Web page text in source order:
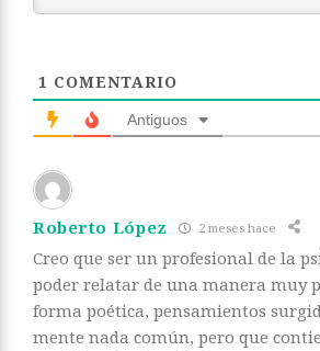
1 COMENTARIO
Antiguos
Roberto López 2 meses hace
Creo que ser un profesional de la
poder relatar de una manera muy
forma poética, pensamientos
mente nada común, pero que